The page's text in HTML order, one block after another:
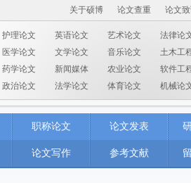
关于硕博 论文查重 论文
护理论文 英语论文 艺术论文 法律论
医学论文 文学论文 音乐论文 土木工
药学论文 新闻媒体 农业论文 软件工
政治论文 法学论文 体育论文 机械论
职称论文 论文发表
论文写作 参考文献